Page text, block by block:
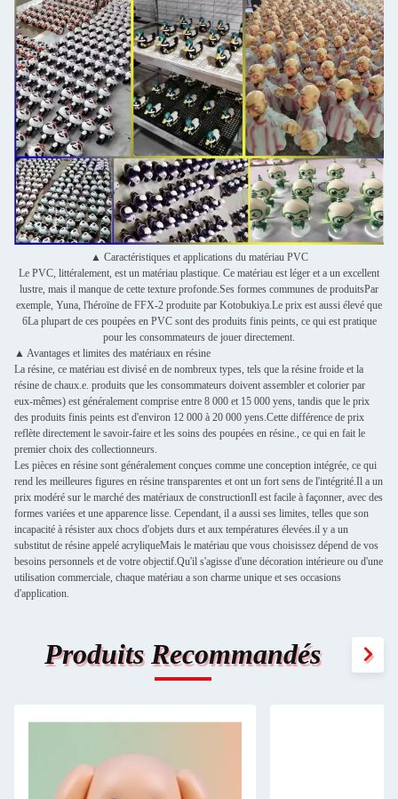
▲ Caractéristiques et applications du matériau PVC
Le PVC, littéralement, est un matériau plastique. Ce matériau est léger et a un excellent
lustre, mais il manque de cette texture profonde.Ses formes communes de produitsPar
exemple, Yuna, l'héroïne de FFX-2 produite par Kotobukiya.Le prix est aussi élevé que
6La plupart de ces poupées en PVC sont des produits finis peints, ce qui est pratique
pour les consommateurs de jouer directement.
▲ Avantages et limites des matériaux en résine
La résine, ce matériau est divisé en de nombreux types, tels que la résine froide et la
résine de chaux.e. produits que les consommateurs doivent assembler et colorier par
eux-mêmes) est généralement comprise entre 8 000 et 15 000 yens, tandis que le prix
des produits finis peints est d'environ 12 000 à 20 000 yens.Cette différence de prix
reflète directement le savoir-faire et les soins des poupées en résine., ce qui en fait le
premier choix des collectionneurs.
Les pièces en résine sont généralement conçues comme une conception intégrée, ce qui
rend les meilleures figures en résine transparentes et ont un fort sens de l'intégrité.Il a un
prix modéré sur le marché des matériaux de constructionIl est facile à façonner, avec des
formes variées et une apparence lisse. Cependant, il a aussi ses limites, telles que son
incapacité à résister aux chocs d'objets durs et aux températures élevées.il y a un
substitut de résine appelé acryliqueMais le matériau que vous choisissez dépend de vos
besoins personnels et de votre objectif.Qu'il s'agisse d'une décoration intérieure ou d'une
utilisation commerciale, chaque matériau a son charme unique et ses occasions
d'application.
Produits Recommandés